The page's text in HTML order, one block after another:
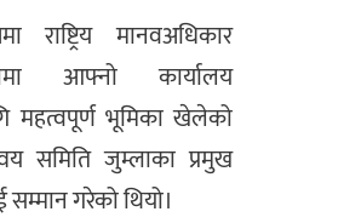
राष्ट्रिय मानवअधिकार
आफ्नो कार्यालय
महत्वपूर्ण भूमिका खेलेको
समिति जुम्लाका प्रमुख
सम्मान गरेको थियो।